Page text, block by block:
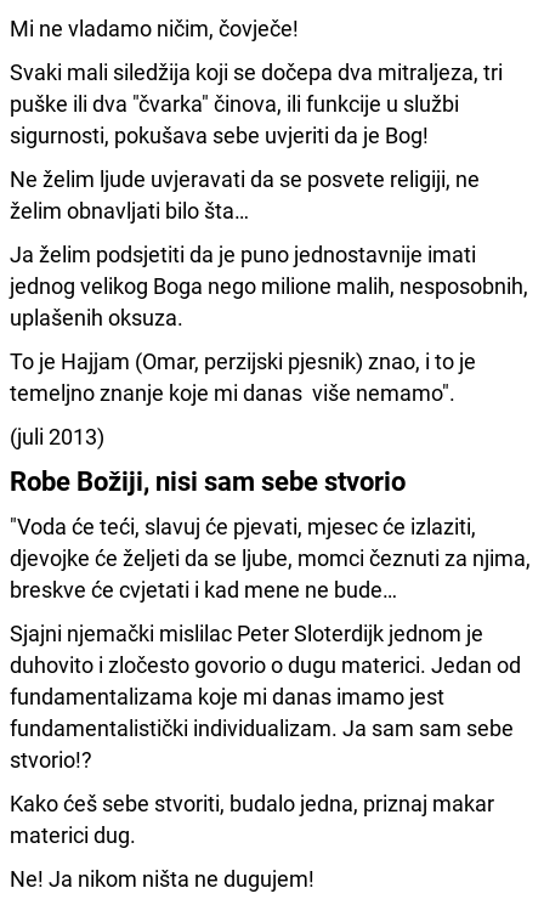
Mi ne vladamo ničim, čovječe!
Svaki mali siledžija koji se dočepa dva mitraljeza, tri
puške ili dva "čvarka" činova, ili funkcije u službi
sigurnosti, pokušava sebe uvjeriti da je Bog!
Ne želim ljude uvjeravati da se posvete religiji, ne
želim obnavljati bilo šta…
Ja želim podsjetiti da je puno jednostavnije imati
jednog velikog Boga nego milione malih, nesposobnih,
uplašenih oksuza.
To je Hajjam (Omar, perzijski pjesnik) znao, i to je
temeljno znanje koje mi danas više nemamo".
(juli 2013)
Robe Božiji, nisi sam sebe stvorio
"Voda će teći, slavuj će pjevati, mjesec će izlaziti,
djevojke će željeti da se ljube, momci čeznuti za njima,
breskve će cvjetati i kad mene ne bude…
Sjajni njemački mislilac Peter Sloterdijk jednom je
duhovito i zločesto govorio o dugu materici. Jedan od
fundamentalizama koje mi danas imamo jest
fundamentalistički individualizam. Ja sam sam sebe
stvorio!?
Kako ćeš sebe stvoriti, budalo jedna, priznaj makar
materici dug.
Ne! Ja nikom ništa ne dugujem!